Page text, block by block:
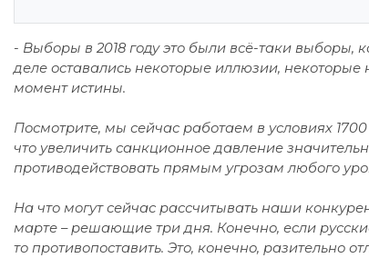
- Выборы в 2018 году это были всё-таки
деле оставались некоторые иллюзии,
момент истины.
Посмотрите, мы сейчас работаем в условиях
что увеличить санкционное давление
противодействовать прямым угрозам любого
На что могут сейчас рассчитывать наши
марте – решающие три дня. Конечно, если
то противопоставить. Это, конечно, разительно